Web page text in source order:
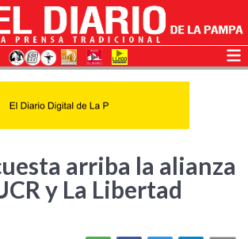
arriba la alianza
y La Libertad